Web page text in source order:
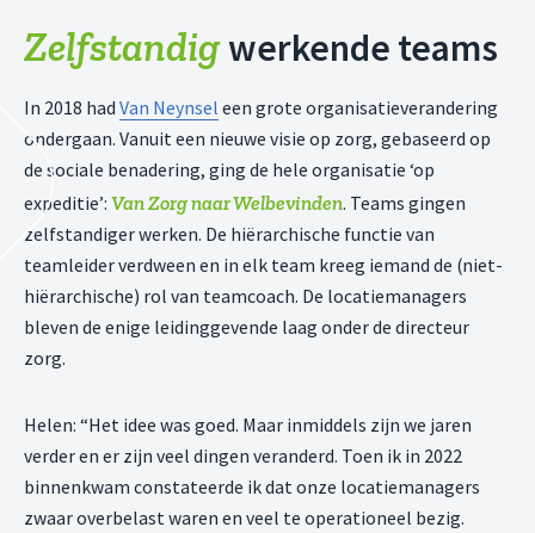
Zelfstandigwerkende teams
In 2018 had Van Neynsel een grote organisatieverandering
ondergaan. Vanuit een nieuwe visie op zorg, gebaseerd op
de sociale benadering, ging de hele organisatie ‘op
expeditie’: Van Zorg naar Welbevinden. Teams gingen
zelfstandiger werken. De hiërarchische functie van
teamleider verdween en in elk team kreeg iemand de (niet-
hiërarchische) rol van teamcoach. De locatiemanagers
bleven de enige leidinggevende laag onder de directeur
zorg.
Helen: “Het idee was goed. Maar inmiddels zijn we jaren
verder en er zijn veel dingen veranderd. Toen ik in 2022
binnenkwam constateerde ik dat onze locatiemanagers
zwaar overbelast waren en veel te operationeel bezig.